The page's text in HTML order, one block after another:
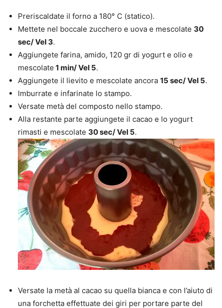
Preriscaldate il forno a 180° C (statico).
Mettete nel boccale zucchero e uova e mescolate 30
sec/ Vel 3.
Aggiungete farina, amido, 120 gr di yogurt e olio e
mescolate 1 min/ Vel 5.
Aggiungete il lievito e mescolate ancora 15 sec/ Vel 5.
Imburrate e infarinate lo stampo.
Versate metà del composto nello stampo.
Alla restante parte aggiungete il cacao e lo yogurt
rimasti e mescolate 30 sec/ Vel 5.
Versate la metà al cacao su quella bianca e con l’aiuto di
una forchetta effettuate dei giri per portare parte del